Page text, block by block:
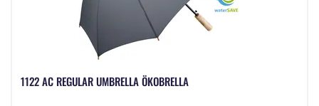
1122 AC REGULAR UMBRELLA ÖKOBRELLA